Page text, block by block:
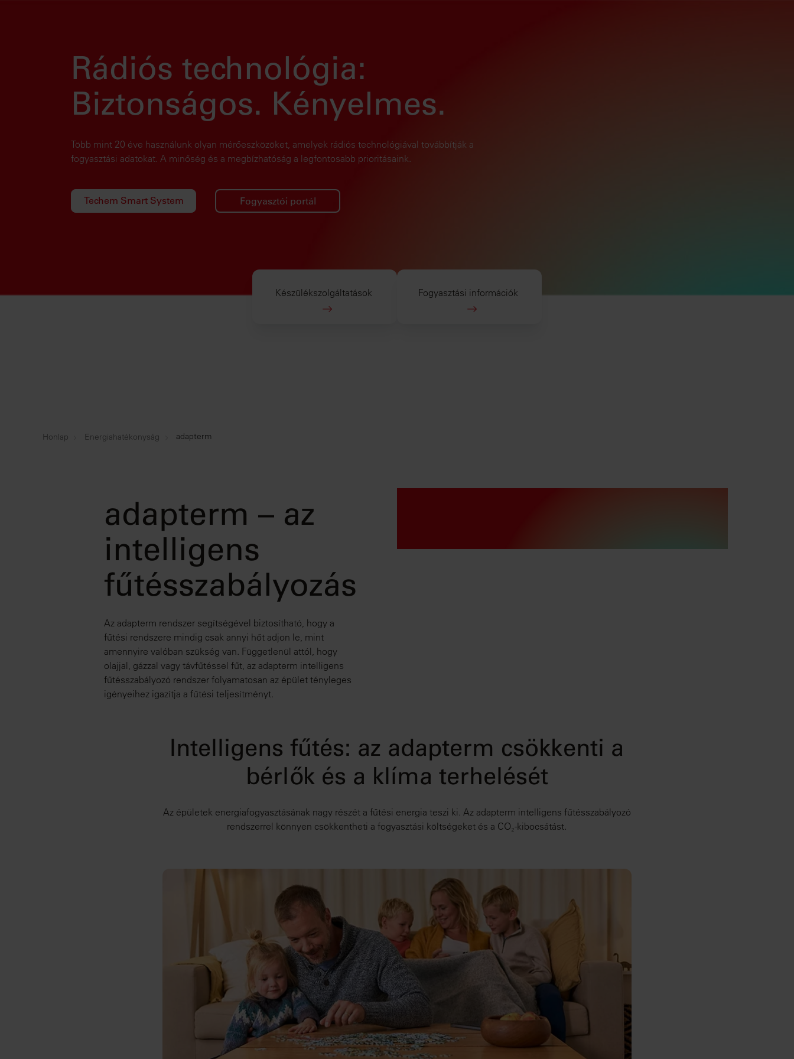
Rádiós technológia:
Biztonságos. Kényelmes.
Több mint 20 éve használunk olyan mérőeszközöket, amelyek rádiós technológiával továbbítják a
fogyasztási adatokat. A minőség és a megbízhatóság a legfontosabb prioritásaink.
Techem Smart System Fogyasztói portál
Készülékszolgáltatások Fogyasztási információk
Honlap Energiahatékonyság adapterm
adapterm – az
intelligens
fűtésszabályozás
Az adapterm rendszer segítségével biztosítható, hogy a
fűtési rendszere mindig csak annyi hőt adjon le, mint
amennyire valóban szükség van. Függetlenül attól, hogy
olajjal, gázzal vagy távfűtéssel fűt, az adapterm intelligens
fűtésszabályozó rendszer folyamatosan az épület tényleges
igényeihez igazítja a fűtési teljesítményt.
Intelligens fűtés: az adapterm csökkenti a
bérlők és a klíma terhelését
Az épületek energiafogyasztásának nagy részét a fűtési energia teszi ki. Az adapterm intelligens fűtésszabályozó
rendszerrel könnyen csökkentheti a fogyasztási költségeket és a CO₂-kibocsátást.